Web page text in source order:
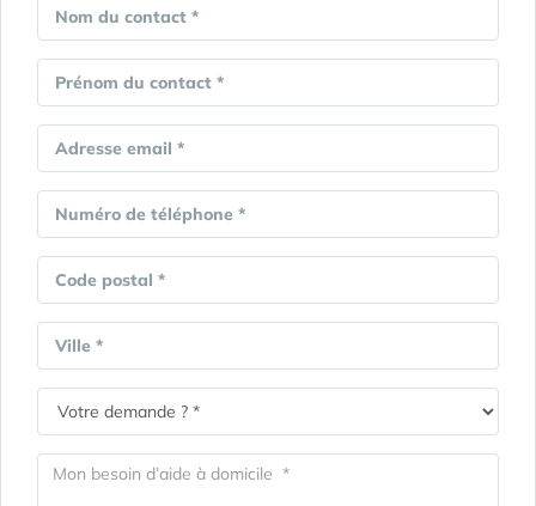
Nom du contact *
Prénom du contact *
Adresse email *
Numéro de téléphone *
Code postal *
Ville *